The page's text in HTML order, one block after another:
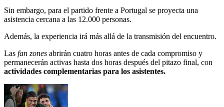
Sin embargo, para el partido frente a Portugal se proyecta una
asistencia cercana a las 12.000 personas.
Además, la experiencia irá más allá de la transmisión del encuentro.
Las fan zones abrirán cuatro horas antes de cada compromiso y
permanecerán activas hasta dos horas después del pitazo final, con
actividades complementarias para los asistentes.